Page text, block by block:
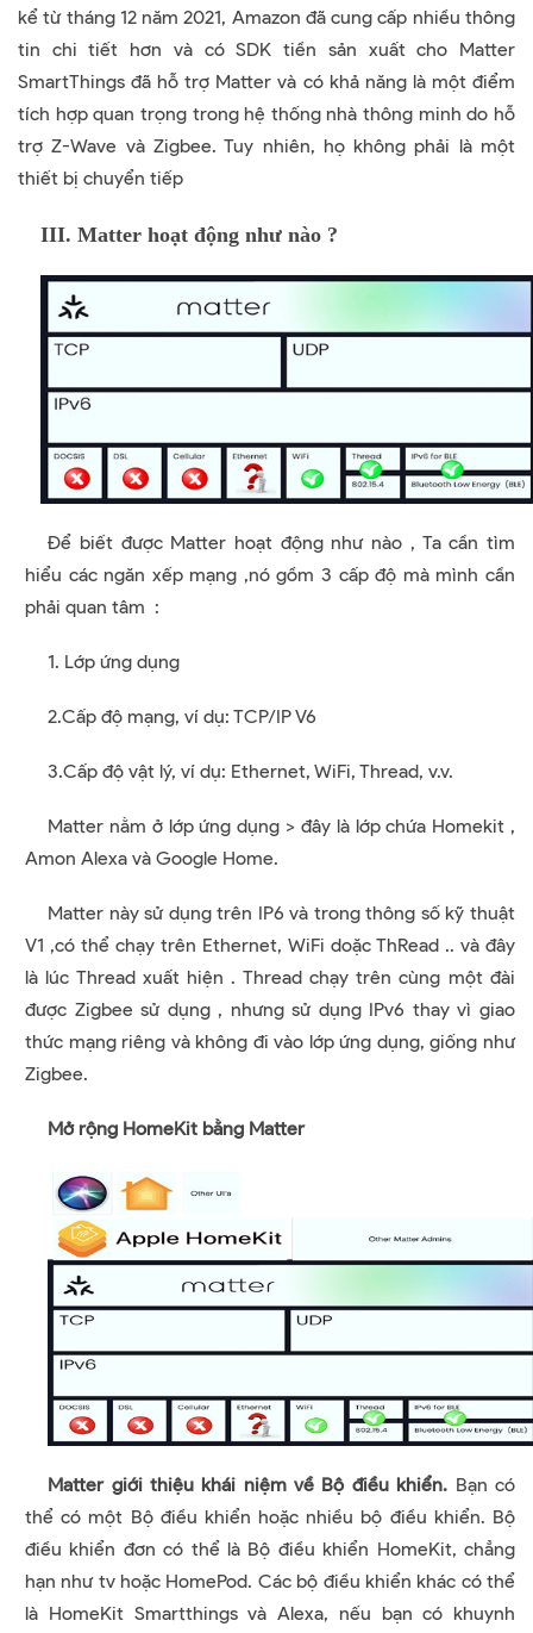
kể từ tháng 12 năm 2021, Amazon đã cung cấp nhiều thông
tin chi tiết hơn và có SDK tiền sản xuất cho Matter
SmartThings đã hỗ trợ Matter và có khả năng là một điểm
tích hợp quan trọng trong hệ thống nhà thông minh do hỗ
trợ Z-Wave và Zigbee. Tuy nhiên, họ không phải là một
thiết bị chuyển tiếp
III. Matter hoạt động như nào ?
Để biết được Matter hoạt động như nào , Ta cần tìm
hiểu các ngăn xếp mạng ,nó gồm 3 cấp độ mà mình cần
phải quan tâm :
1. Lớp ứng dụng
2.Cấp độ mạng, ví dụ: TCP/IP V6
3.Cấp độ vật lý, ví dụ: Ethernet, WiFi, Thread, v.v.
Matter nằm ở lớp ứng dụng > đây là lớp chứa Homekit ,
Amon Alexa và Google Home.
Matter này sử dụng trên IP6 và trong thông số kỹ thuật
V1 ,có thể chạy trên Ethernet, WiFi doặc ThRead .. và đây
là lúc Thread xuất hiện . Thread chạy trên cùng một đài
được Zigbee sử dụng , nhưng sử dụng IPv6 thay vì giao
thức mạng riêng và không đi vào lớp ứng dụng, giống như
Zigbee.
Mở rộng HomeKit bằng Matter
Matter giới thiệu khái niệm về Bộ điều khiển. Bạn có
thể có một Bộ điều khiển hoặc nhiều bộ điều khiển. Bộ
điều khiển đơn có thể là Bộ điều khiển HomeKit, chẳng
hạn như tv hoặc HomePod. Các bộ điều khiển khác có thể
là HomeKit Smartthings và Alexa, nếu bạn có khuynh